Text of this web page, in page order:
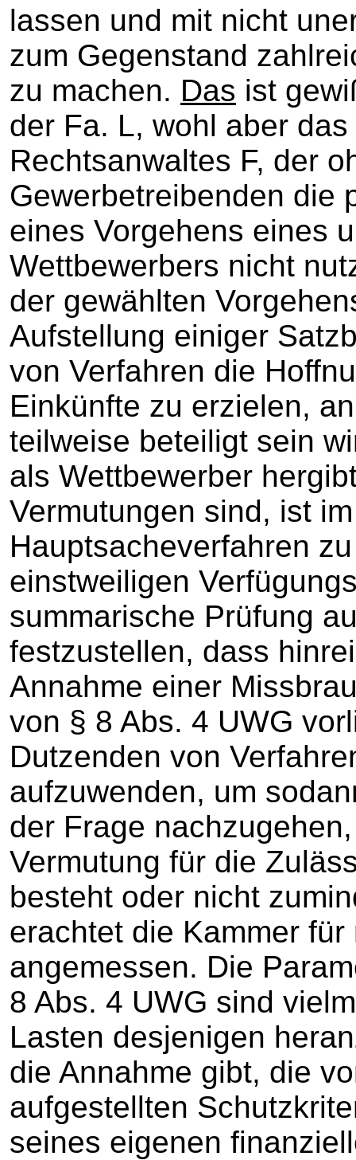
lassen und mit nicht
zum Gegenstand
zu machen. Das ist
der Fa. L, wohl aber
Rechtsanwaltes F, der
Gewerbetreibenden die
eines Vorgehens eines
Wettbewerbers nicht
der gewählten
Aufstellung einiger
von Verfahren die
Einkünfte zu erzielen,
teilweise beteiligt sein
als Wettbewerber
Vermutungen sind, ist
Hauptsacheverfahren
einstweiligen
summarische Prüfung
festzustellen, dass
Annahme einer
von § 8 Abs. 4 UWG
Dutzenden von
aufzuwenden, um
der Frage
Vermutung für die
besteht oder nicht
erachtet die Kammer
angemessen. Die
8 Abs. 4 UWG sind
Lasten desjenigen
die Annahme gibt, die
aufgestellten
seines eigenen